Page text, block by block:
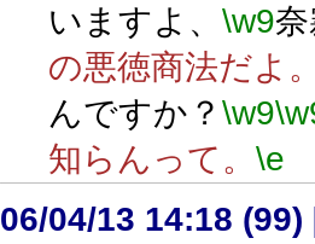
いますよ、 \w9
の悪徳商法だよ
んですか？ \w9
知らんって。 \e
06/04/13 14:18 (99)